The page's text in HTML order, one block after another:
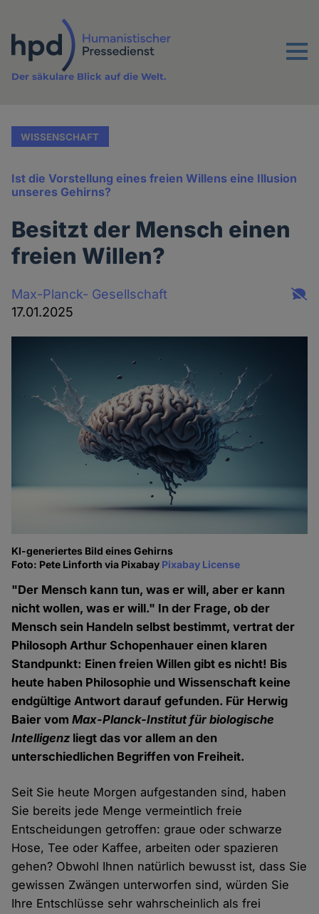
Inhalt
Menu
Der säkulare Blick auf die Welt.
WISSENSCHAFT
Ist die Vorstellung eines freien Willens eine Illusion
unseres Gehirns?
Besitzt der Mensch einen
freien Willen?
Max-Planck- Gesellschaft
17.01.2025
KI-generiertes Bild eines Gehirns
Foto: Pete Linforth via Pixabay Pixabay License
"Der Mensch kann tun, was er will, aber er kann
nicht wollen, was er will." In der Frage, ob der
Mensch sein Handeln selbst bestimmt, vertrat der
Philosoph Arthur Schopenhauer einen klaren
Standpunkt: Einen freien Willen gibt es nicht! Bis
heute haben Philosophie und Wissenschaft keine
endgültige Antwort darauf gefunden. Für Herwig
Baier vomMax-Planck-Institut für biologische
Intelligenz liegt das vor allem an den
unterschiedlichen Begriffen von Freiheit.
Seit Sie heute Morgen aufgestanden sind, haben
Sie bereits jede Menge vermeintlich freie
Entscheidungen getroffen: graue oder schwarze
Hose, Tee oder Kaffee, arbeiten oder spazieren
gehen? Obwohl Ihnen natürlich bewusst ist, dass Sie
gewissen Zwängen unterworfen sind, würden Sie
Ihre Entschlüsse sehr wahrscheinlich als frei